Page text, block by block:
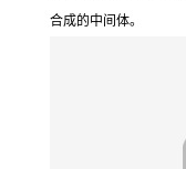
合成的中间体。